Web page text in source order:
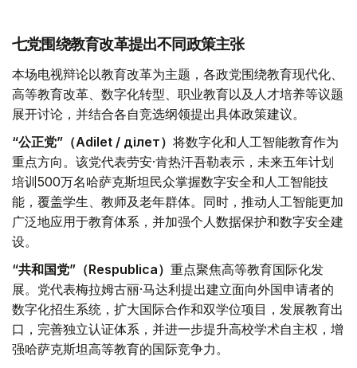
七党围绕教育改革提出不同政策主张
本场电视辩论以教育改革为主题，各政党围绕教育现代化、
高等教育改革、数字化转型、职业教育以及人才培养等议题
展开讨论，并结合各自竞选纲领提出具体政策建议。
“公正党”（Adilet / Әділет） 将数字化和人工智能教育作为
重点方向。该党代表劳安·肯热汗吾勒表示，未来五年计划
培训500万名哈萨克斯坦民众掌握数字安全和人工智能技
能，覆盖学生、教师及老年群体。同时，推动人工智能更加
广泛地应用于教育体系，并加强个人数据保护和数字安全建
设。
“共和国党”（Respublica） 重点聚焦高等教育国际化发
展。党代表梅拉姆古丽·马达利提出建立面向外国申请者的
数字化招生系统，扩大国际合作和双学位项目，发展教育出
口，完善独立认证体系，并进一步提升高校学术自主权，增
强哈萨克斯坦高等教育的国际竞争力。